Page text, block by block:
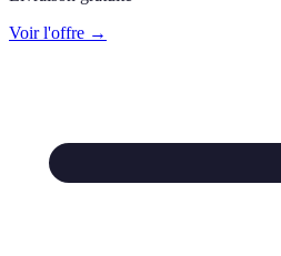
Voir l'offre →